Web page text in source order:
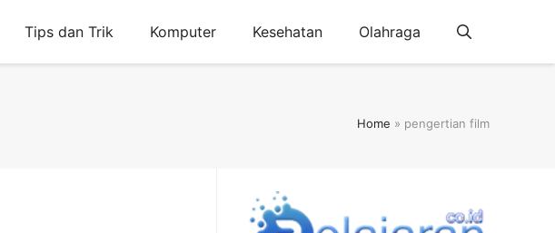
Tips dan Trik Komputer Kesehatan Olahraga
Home » pengertian film